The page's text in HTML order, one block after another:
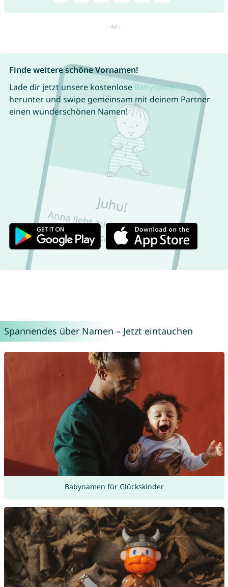
Finde weitere schöne Vornamen!
Lade dir jetzt unsere kostenlose Babynamen App
herunter und swipe gemeinsam mit deinem Partner
einen wunderschönen Namen!
Spannendes über Namen – Jetzt eintauchen
Babynamen für Glückskinder